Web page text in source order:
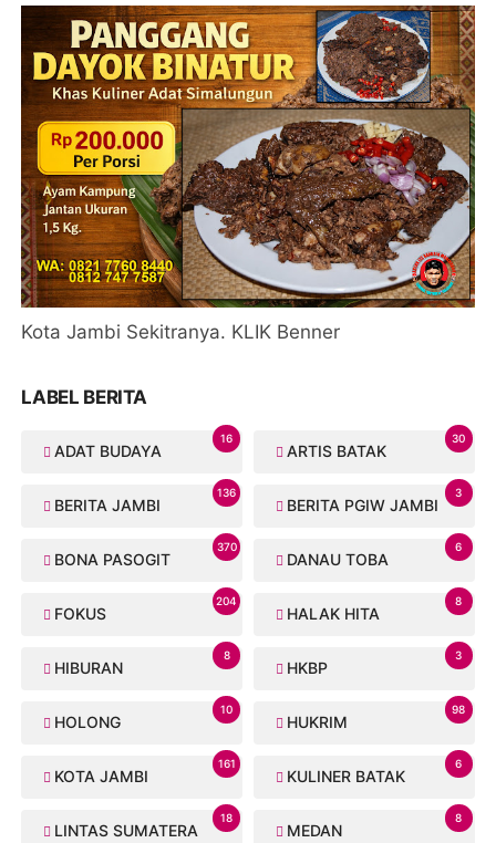
Kota Jambi Sekitranya. KLIK Benner
LABEL BERITA
ADAT BUDAYA
16
ARTIS BATAK
30
BERITA JAMBI
136
BERITA PGIW JAMBI
3
BONA PASOGIT
370
DANAU TOBA
6
FOKUS
204
HALAK HITA
8
HIBURAN
8
HKBP
3
HOLONG
10
HUKRIM
98
KOTA JAMBI
161
KULINER BATAK
6
LINTAS SUMATERA
18
MEDAN
8